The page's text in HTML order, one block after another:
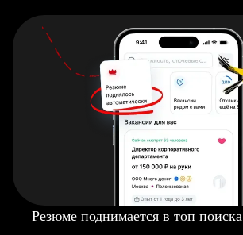
Резюме поднимается в топ поиска